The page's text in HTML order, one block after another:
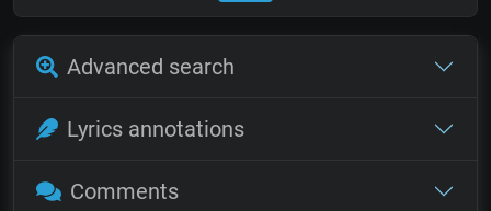
Advanced search
Lyrics annotations
Comments